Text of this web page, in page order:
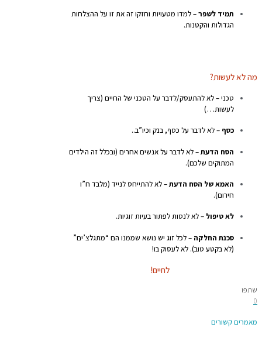
תמיד לשפר– למדו מטעויות וחזקו זה את זו על ההצלחות
הגדולות והקטנות.
מה לא לעשות?
טכני – לא להתעסק/לדבר על הטכני של החיים (צריך
לעשות…)
כסף – לא לדבר על כסף, בנק וכיו”ב..
הסח הדעת– לא לדבר על אנשים אחרים (ובכלל זה הילדים
המתוקים שלכם).
האמא של הסח הדעת– לא להתייחס לנייד (מלבד ח”ו
חירום).
לא טיפול – לא לנסות לפתור בעיות זוגיות.
סכנת החלקה – לכל זוג יש נושא שממנו הם “מתגלצ’ים”
(לא בקטע טוב). לא לעסוק בו!
לחיים!
שתפו
0
מאמרים קשורים